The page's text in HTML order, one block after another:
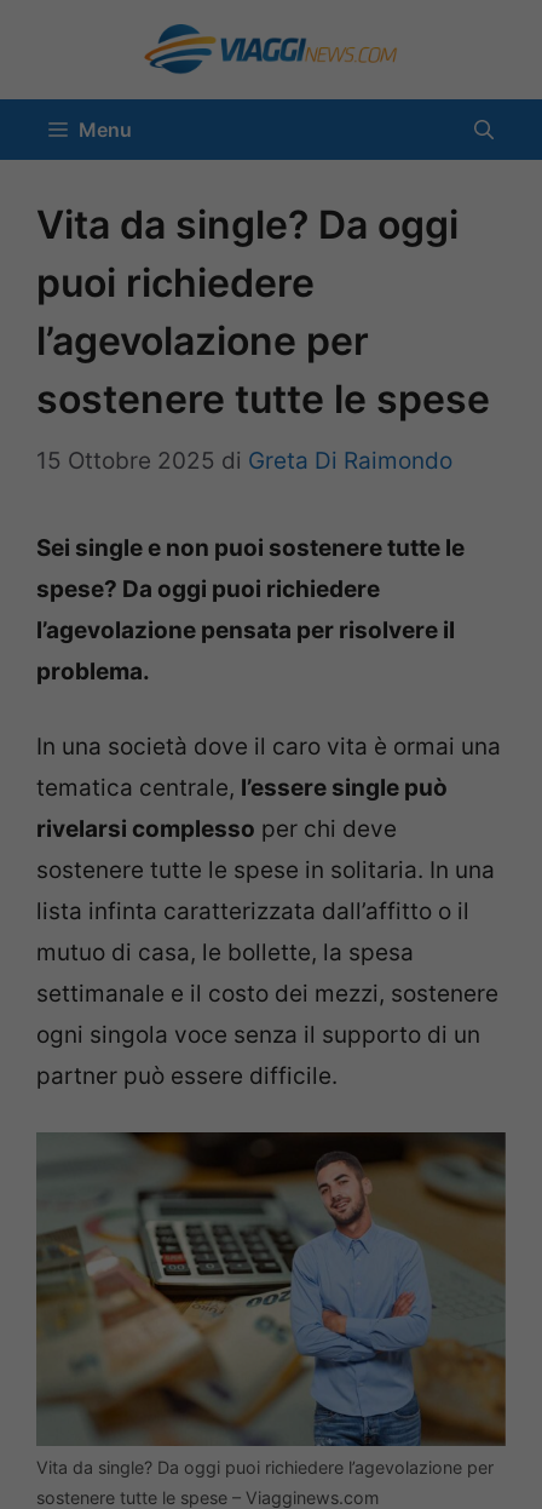
contenuto
Menu
Vita da single? Da oggi
puoi richiedere
l’agevolazione per
sostenere tutte le spese
15 Ottobre 2025 di Greta Di Raimondo
Sei single e non puoi sostenere tutte le
spese? Da oggi puoi richiedere
l’agevolazione pensata per risolvere il
problema.
In una società dove il caro vita è ormai una
tematica centrale, l’essere single può
rivelarsi complesso per chi deve
sostenere tutte le spese in solitaria. In una
lista infinta caratterizzata dall’affitto o il
mutuo di casa, le bollette, la spesa
settimanale e il costo dei mezzi, sostenere
ogni singola voce senza il supporto di un
partner può essere difficile.
Vita da single? Da oggi puoi richiedere l’agevolazione per
sostenere tutte le spese – Viagginews.com